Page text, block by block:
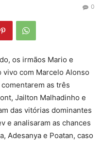
0
os irmãos Mario e
vivo com Marcelo Alonso
as três
Jailton Malhadinho e
das vitórias dominantes
e analisaram as chances
Adesanya e Poatan, caso